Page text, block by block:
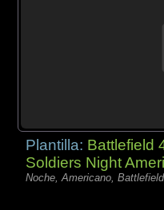
Plantilla: Battlefield
Soldiers Night
Noche, Americano,